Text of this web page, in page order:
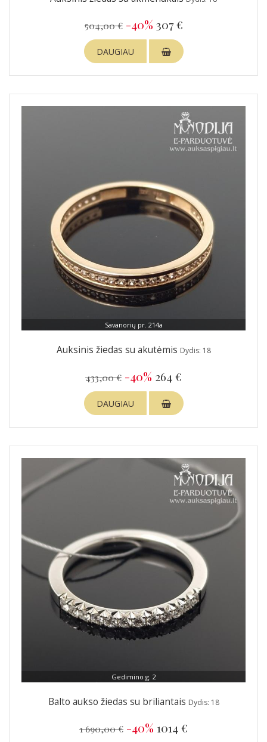
504,00 € -40% 307 €
DAUGIAU
Savanorių pr. 214a
Auksinis žiedas su akutėmis Dydis: 18
433,00 € -40% 264 €
DAUGIAU
Gedimino g. 2
Balto aukso žiedas su briliantais Dydis: 18
1 690,00 € -40% 1014 €